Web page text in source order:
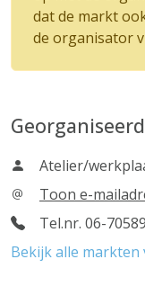
dat de markt
de organisator
Atelier/
Toon e-
Tel.nr. 06-
Bekijk alle